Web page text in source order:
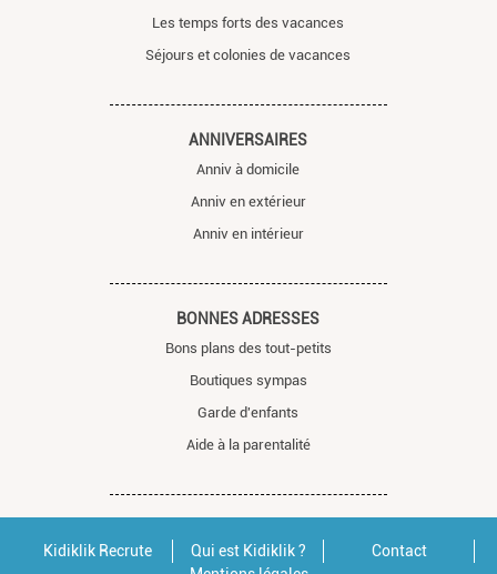
Les temps forts des vacances
Séjours et colonies de vacances
ANNIVERSAIRES
Anniv à domicile
Anniv en extérieur
Anniv en intérieur
BONNES ADRESSES
Bons plans des tout-petits
Boutiques sympas
Garde d'enfants
Aide à la parentalité
Kidiklik Recrute Qui est Kidiklik ?
Contact